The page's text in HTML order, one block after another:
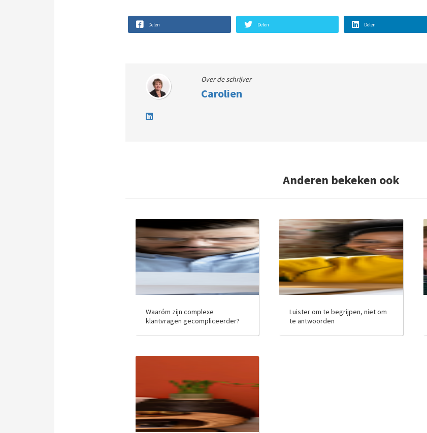
Delen Delen Delen
Over de schrijver
Carolien
Anderen bekeken ook
Waaróm zijn complexe
klantvragen gecompliceerder?
Luister om te begrijpen, niet om
te antwoorden